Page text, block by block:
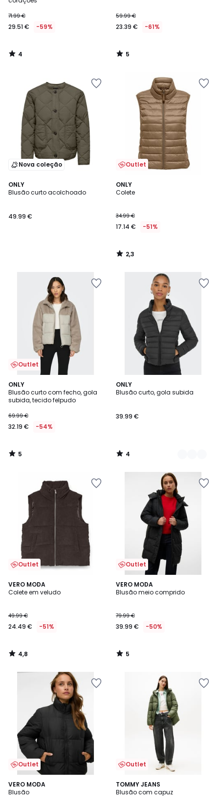
71.99 €
29.51 € -59%
4
/
59.99 €
23.39 € -61%
5
/
Nova coleção
ONLY
Blusão curto acolchoado
49.99 €
Outlet
ONLY
Colete
34.99 €
17.14 € -51%
2,3
/ 5
2,3
/
Outlet
ONLY
Blusão curto com fecho, gola
subida, tecido felpudo
69.99 €
32.19 € -54%
5
/
5
5
/
ONLY
Blusão curto, gola subida
39.99 €
4
/
2
Cores
4
/
Outlet
VERO MODA
Colete em veludo
49.99 €
24.49 € -51%
4,8
/ 5
4,8
/
Outlet
VERO MODA
Blusão meio comprido
79.99 €
39.99 € -50%
5
/
5
/
Outlet
VERO MODA
Blusão
Outlet
TOMMY JEANS
Blusão com capuz